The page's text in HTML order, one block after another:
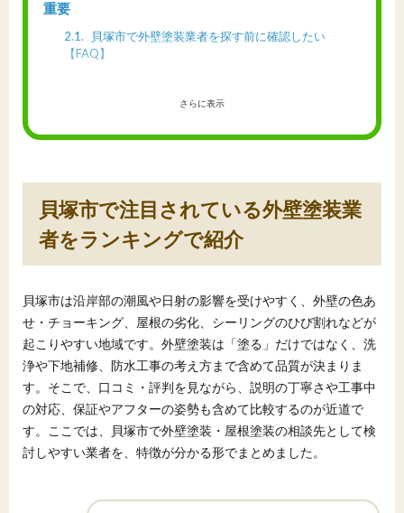
重要
2.1
貝塚市で外壁塗装業者を探す前に確認したい
【FAQ】
さらに表示
貝塚市で注目されている外壁塗装業
者をランキングで紹介
貝塚市は沿岸部の潮風や日射の影響を受けやすく、外壁の色あ
せ・チョーキング、屋根の劣化、シーリングのひび割れなどが
起こりやすい地域です。外壁塗装は「塗る」だけではなく、洗
浄や下地補修、防水工事の考え方まで含めて品質が決まりま
す。そこで、口コミ・評判を見ながら、説明の丁寧さや工事中
の対応、保証やアフターの姿勢も含めて比較するのが近道で
す。ここでは、貝塚市で外壁塗装・屋根塗装の相談先として検
討しやすい業者を、特徴が分かる形でまとめました。